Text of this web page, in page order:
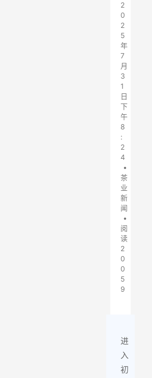
2
0
2
5
年
7
月
3
1
日
下
午
8
:
2
4
•
茶
业
新
闻
•
阅
读
2
0
0
5
9
进
入
初